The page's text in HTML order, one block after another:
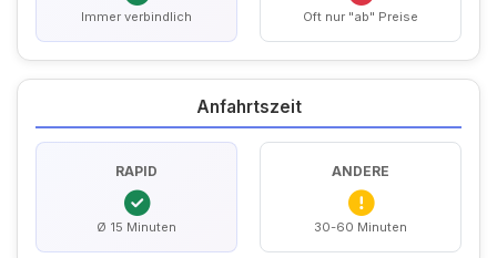
Immer verbindlich Oft nur "ab" Preise
Anfahrtszeit
RAPID
Ø 15 Minuten
ANDERE
30-60 Minuten